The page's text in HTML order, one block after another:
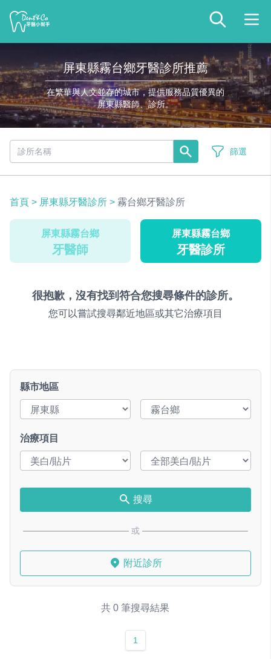
屏東縣霧台鄉牙醫診所推薦
在繁華與人文並存的城市，提供服務品質優異的
屏東縣醫師、診所。
篩選
首頁 > 屏東縣牙醫診所 > 霧台鄉牙醫診所
屏東縣霧台鄉
牙醫師
屏東縣霧台鄉
牙醫診所
很抱歉，沒有找到符合您搜尋條件的診所。
您可以嘗試搜尋鄰近地區或其它治療項目
縣市地區
治療項目
搜尋
或
附近診所
共 0 筆搜尋結果
1